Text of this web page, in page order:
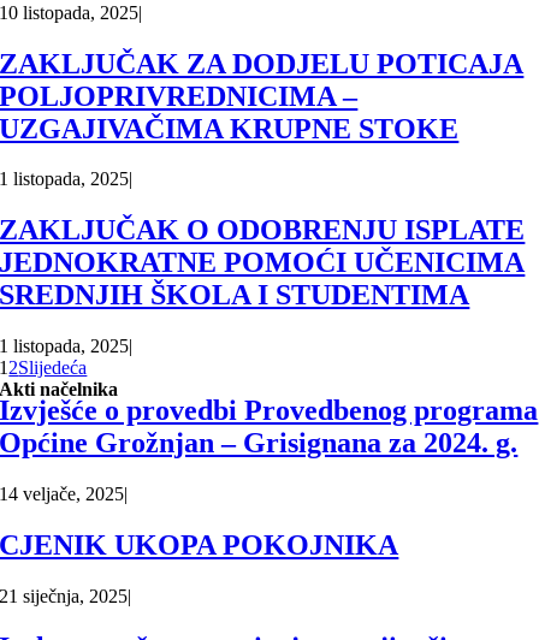
10 listopada, 2025|
ZAKLJUČAK ZA DODJELU POTICAJA
POLJOPRIVREDNICIMA –
UZGAJIVAČIMA KRUPNE STOKE
1 listopada, 2025|
ZAKLJUČAK O ODOBRENJU ISPLATE
JEDNOKRATNE POMOĆI UČENICIMA
SREDNJIH ŠKOLA I STUDENTIMA
1 listopada, 2025|
1 2Slijedeća
Akti načelnika
Izvješće o provedbi Provedbenog programa
Općine Grožnjan – Grisignana za 2024. g.
14 veljače, 2025|
CJENIK UKOPA POKOJNIKA
21 siječnja, 2025|